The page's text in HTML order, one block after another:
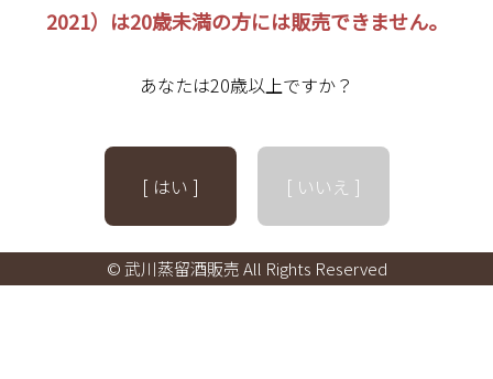
2021）は20歳未満の方には販売できません。
あなたは20歳以上ですか？
[ はい ] [ いいえ ]
© 武川蒸留酒販売 All Rights Reserved